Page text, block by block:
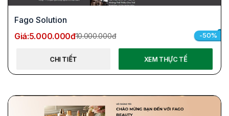
Fago Solution
Giá:5.000.000đ10.000.000đ -50%
CHI TIẾT XEM THỰC TẾ